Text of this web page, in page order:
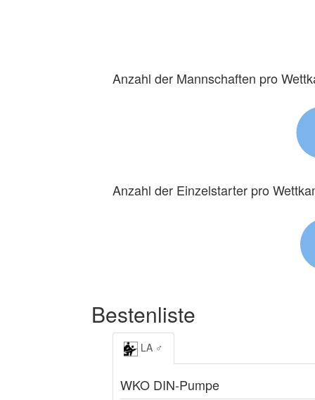
Anzahl der Mannschaften pro
Anzahl der Einzelstarter pro
Bestenliste
LA ♂
WKO DIN-Pumpe